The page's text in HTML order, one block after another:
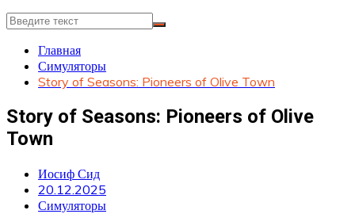
Главная
Симуляторы
Story of Seasons: Pioneers of Olive Town
Story of Seasons: Pioneers of Olive
Town
Иосиф Сид
20.12.2025
Симуляторы